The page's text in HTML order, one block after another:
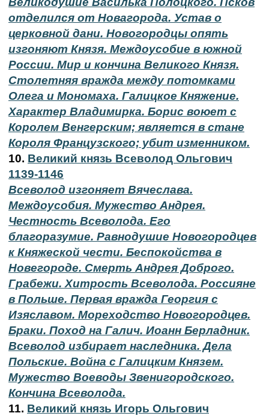
отделился от Новагорода. Устав о
церковной дани. Новогородцы опять
изгоняют Князя. Междоусобие в южной
России. Мир и кончина Великого Князя.
Столетняя вражда между потомками
Олега и Мономаха. Галицкое Княжение.
Характер Владимирка. Борис воюет с
Королем Венгерским; является в стане
Короля Французского; убит изменником.
10. Великий князь Всеволод Ольгович
1139-1146
Всеволод изгоняет Вячеслава.
Междоусобия. Мужество Андрея.
Честность Всеволода. Его
благоразумие. Равнодушие Новогородцев
к Княжеской чести. Беспокойства в
Новегороде. Смерть Андрея Доброго.
Грабежи. Хитрость Всеволода. Россияне
в Польше. Первая вражда Георгия с
Изяславом. Мореходство Новогородцев.
Браки. Поход на Галич. Иоанн Берладник.
Всеволод избирает наследника. Дела
Польские. Война с Галицким Князем.
Мужество Воеводы Звенигородского.
Кончина Всеволода.
11. Великий князь Игорь Ольгович